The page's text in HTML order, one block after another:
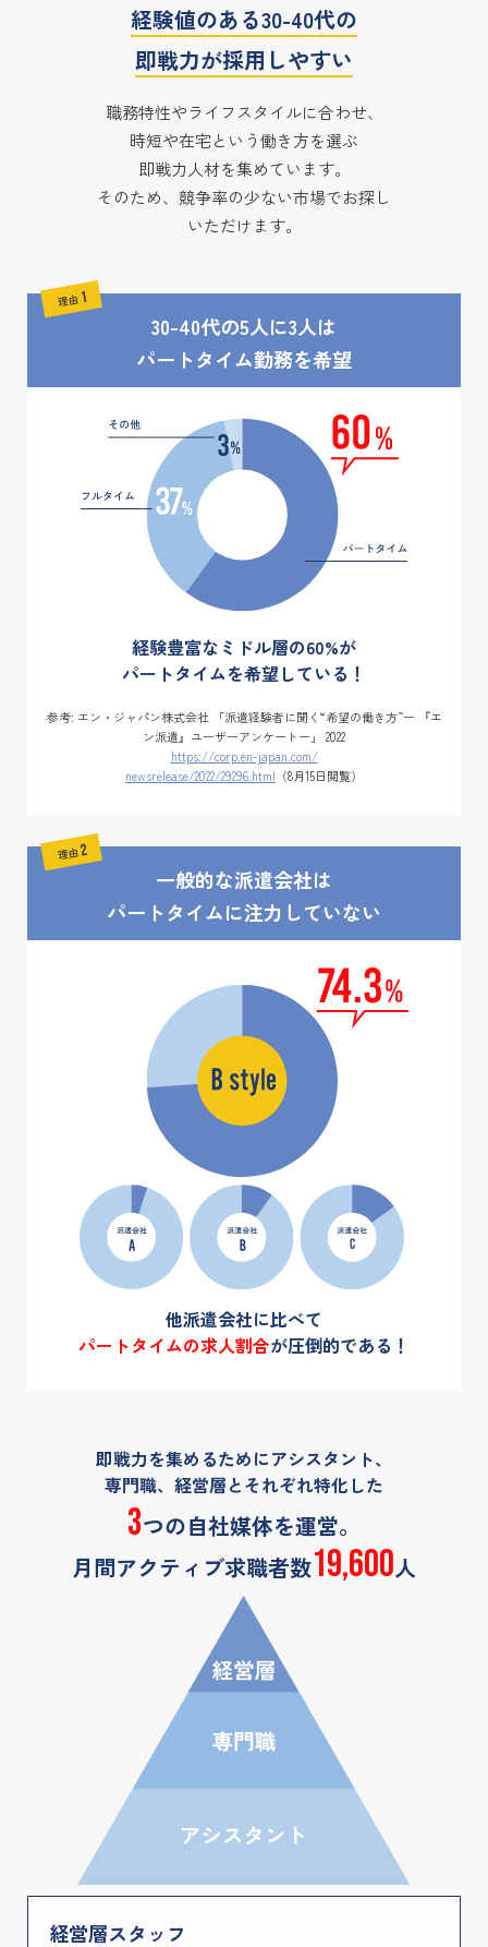
経験値のある30-40代の
即戦力が採用しやすい
職務特性やライフスタイルに合わせ、
時短や在宅という働き方を選ぶ
即戦力人材を集めています。
そのため、競争率の少ない市場でお探し
いただけます。
30-40代の5人に3人は
パートタイム勤務を希望
経験豊富なミドル層の60%が
パートタイムを希望している！
参考: エン・ジャパン株式会社 「派遣経験者に聞く“希望の働き方”ー 『エ
ン派遣』ユーザーアンケートー」 2022
https://corp.en-japan.com/
newsrelease/2022/29296.html （8月15日閲覧）
一般的な派遣会社は
パートタイムに注力していない
他派遣会社に比べて
パートタイムの求人割合が圧倒的である！
即戦力を集めるためにアシスタント、
専門職、経営層とそれぞれ特化した
3つの自社媒体を運営。
月間アクティブ求職者数19,600人
経営層スタッフ